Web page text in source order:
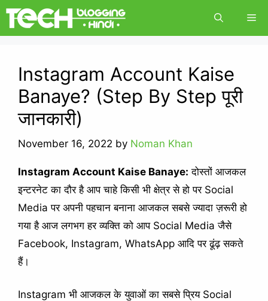
Skip
Instagram Account Kaise
Banaye? (Step By Step पूरी
जानकारी)
November 16, 2022 by Noman Khan
Instagram Account Kaise Banaye: दोस्तों आजकल
इन्टरनेट का दौर है आप चाहे किसी भी क्षेत्र से हो पर Social
Media पर अपनी पहचान बनाना आजकल सबसे ज्यादा ज़रूरी हो
गया है आज लगभग हर व्यक्ति को आप Social Media जैसे
Facebook, Instagram, WhatsApp आदि पर ढूंढ़ सकते
हैं।
Instagram भी आजकल के युवाओं का सबसे प्रिय Social